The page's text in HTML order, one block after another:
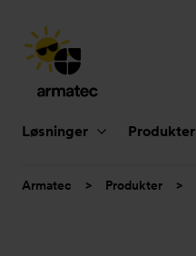
Løsninger Produkter
Du
Armatec > Produkter >